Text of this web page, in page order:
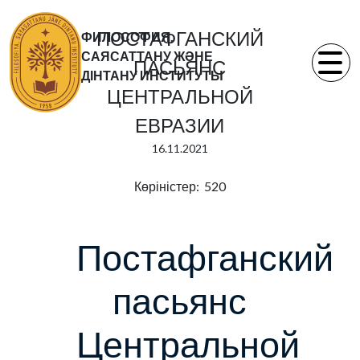
ФИЛОСОФИЯ,
САЯСАТТАНУ ЖӘНЕ
ДІНТАНУ ИНСТИТУТЫ
ПОСТАФГАНСКИЙ
ПАСЬЯНС
ЦЕНТРАЛЬНОЙ
ЕВРАЗИИ
16.11.2021
Көріністер: 520
Постафганский
пасьянс
Центральной